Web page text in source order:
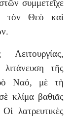
συμμετεῖχε
τὸν Θεὸ καὶ
τῆς
Ναό, μὲ τὴ
κλίμα βαθιᾶς
λατρευτικὲς